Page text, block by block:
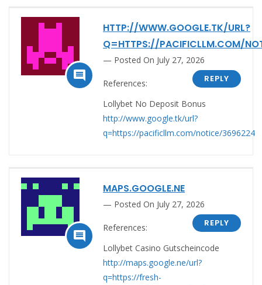

HTTP://WWW.GOOGLE.TK/URL?
Q=HTTPS://PACIFICLLM.COM/
Posted On July 27, 2026
REPLY
References:
Lollybet No Deposit Bonus
http://www.google.tk/url?
q=https://pacificllm.com/notice/3696224

MAPS.GOOGLE.NE
Posted On July 27, 2026
REPLY
References:
Lollybet Casino Gutscheincode
http://maps.google.ne/url?
q=https://fresh-